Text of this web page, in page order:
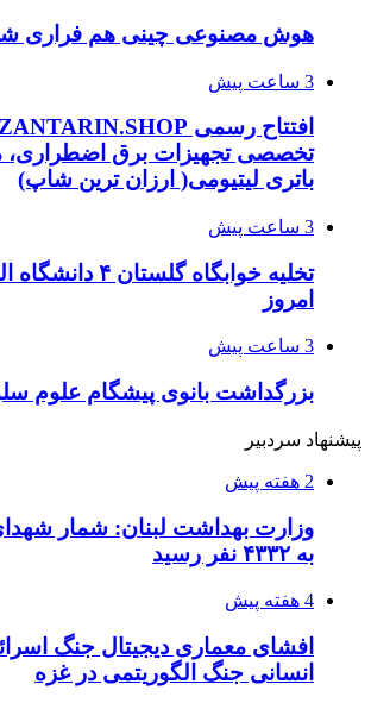
هوش مصنوعی چینی هم فراری
3 ساعت پیش
تخصصی تجهیزات برق اضطراری،
باتری لیتیومی( ارزان ترین شاپ)
3 ساعت پیش
تخلیه خوابگاه
امروز
3 ساعت پیش
بزرگداشت بانوی پیشگام علوم
پیشنهاد سردبیر
2 هفته پیش
وزارت بهداشت لبنان: شمار
به ۴۳۳۲ نفر رسید
4 هفته پیش
افشای معماری دیجیتال جنگ
انسانی جنگ الگوریتمی در غزه